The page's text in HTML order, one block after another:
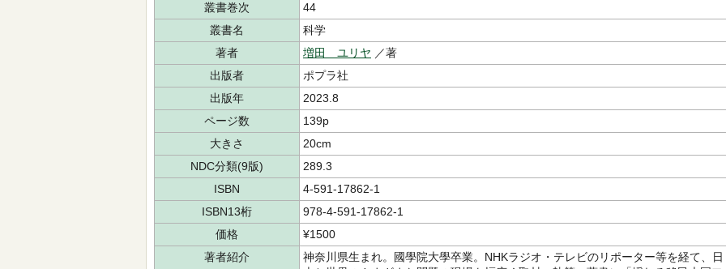
叢書巻次
44
叢書名
科学
著者
増田 ユリヤ ／著
出版者
ポプラ社
出版年
2023.8
ページ数
139p
大きさ
20cm
NDC分類(9版)
289.3
ISBN
4-591-17862-1
ISBN13桁
978-4-591-17862-1
価格
¥1500
著者紹介
神奈川県生まれ。國學院大學卒業。NHKラジオ・テレビのリポーター等を経て、日